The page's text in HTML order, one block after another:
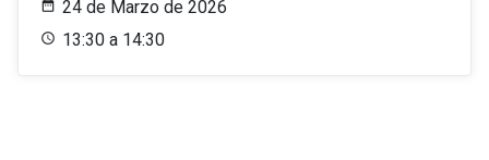
24 de Marzo de 2026
13:30 a 14:30